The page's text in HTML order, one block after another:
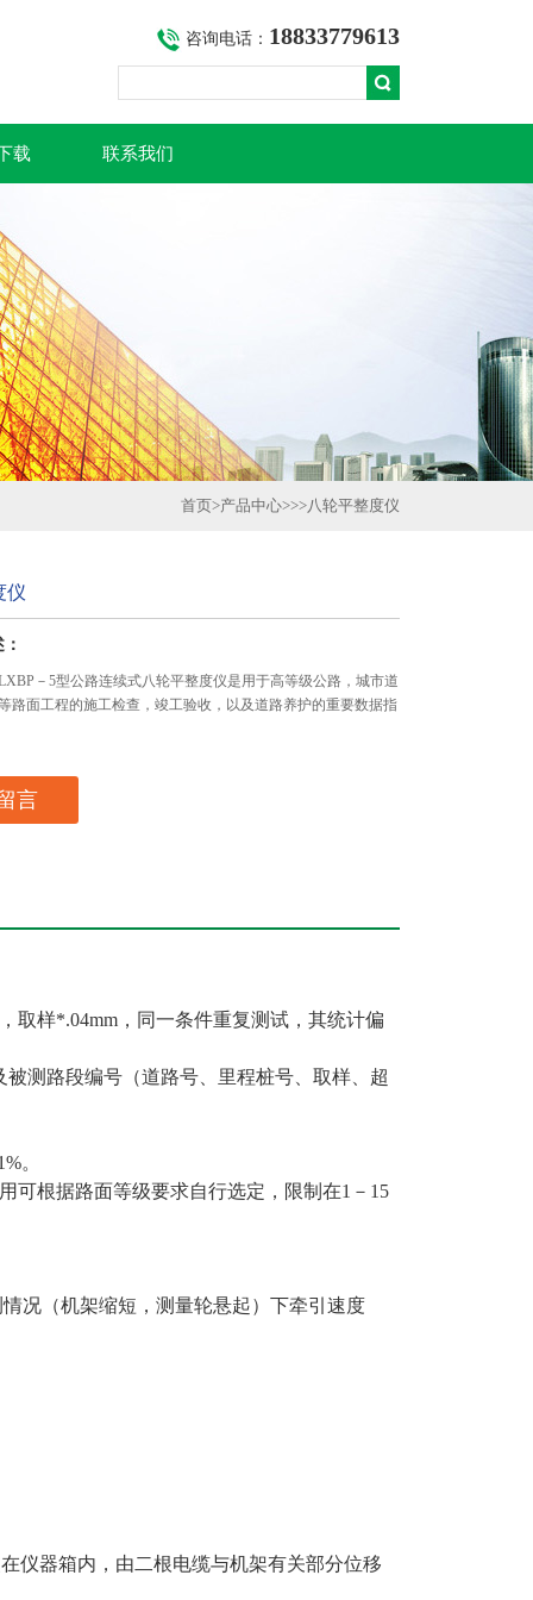
咨询电话： 18833779613
载 联系我们
首页>产品中心>>>八轮平整度仪
仪
－5型公路连续式八轮平整度仪是用于高等级公路，城市道
路面工程的施工检查，竣工验收，以及道路养护的重要数据指
言
样*.04mm，同一条件重复测试，其统计偏
编号（道路号、里程桩号、取样、超
。
根据路面等级要求自行选定，限制在1－15
况（机架缩短，测量轮悬起）下牵引速度
仪器箱内，由二根电缆与机架有关部分位移